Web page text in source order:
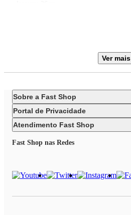
• não utilizar a tampa no micro-ondas
Ver mais
Sobre a Fast Shop
Portal de Privacidade
Atendimento Fast Shop
Fast Shop nas Redes